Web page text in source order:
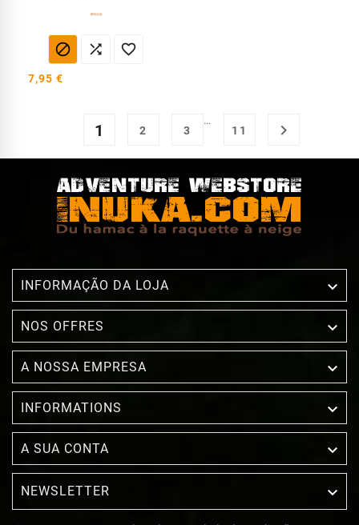
  
7,95 €
1 2 3
…
11

INFORMAÇÃO DA LOJA 
NOS OFFRES 
A NOSSA EMPRESA 
INFORMATIONS 
A SUA CONTA 
NEWSLETTER 